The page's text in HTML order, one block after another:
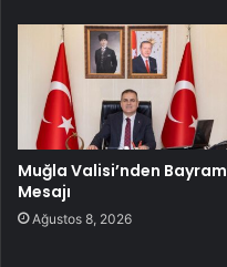
Muğla Valisi’nden Bayram
Mesajı
Ağustos 8, 2026